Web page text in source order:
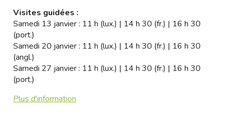
Visites guidées :
Samedi 13 janvier : 11 h (lux.) | 14 h 30 (fr.) | 16 h 30
(port.)
Samedi 20 janvier : 11 h (lux.) | 14 h 30 (fr.) | 16 h 30
(angl.)
Samedi 27 janvier : 11 h (lux.) | 14 h 30 (fr.) | 16 h 30
(port.)
Plus d'information